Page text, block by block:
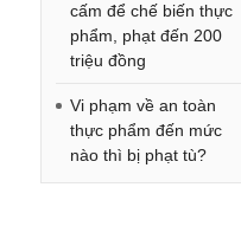
cấm để chế biến thực
phẩm, phạt đến 200
triệu đồng
Vi phạm về an toàn
thực phẩm đến mức
nào thì bị phạt tù?